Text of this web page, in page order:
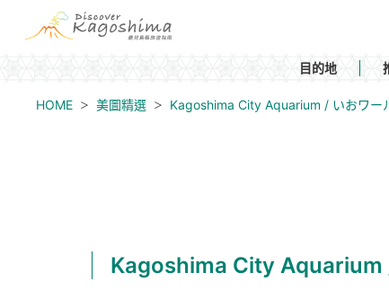
目的地
HOME 美圖精選 Kagoshima City Aquarium / いおワー
Kagoshima City Aquarium